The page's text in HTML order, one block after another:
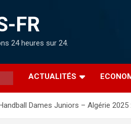
FR
24 heures sur 24.
ACTUALITÉS
Dames Juniors – Algérie